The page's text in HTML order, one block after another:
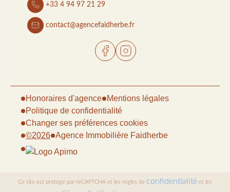
+33 4 94 97 21 29
contact@agencefaidherbe.fr
©2026 Agence Immobilière Faidherbe
Honoraires d'agence
Mentions légales
Politique de confidentialité
Changer ses préférences cookies
Ce site est protégé par reCAPTCHA et les règles de confidentialité et les